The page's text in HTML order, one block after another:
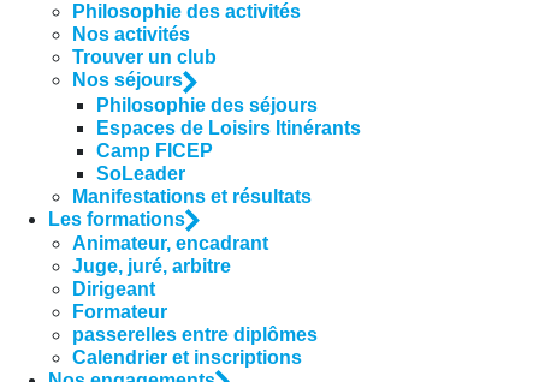
Philosophie des activités
Nos activités
Trouver un club
Nos séjours
Philosophie des séjours
Espaces de Loisirs Itinérants
Camp FICEP
SoLeader
Manifestations et résultats
Les formations
Animateur, encadrant
Juge, juré, arbitre
Dirigeant
Formateur
passerelles entre diplômes
Calendrier et inscriptions